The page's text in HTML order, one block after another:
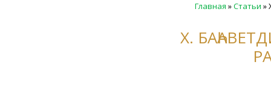
Главная »Статьи »
Х.